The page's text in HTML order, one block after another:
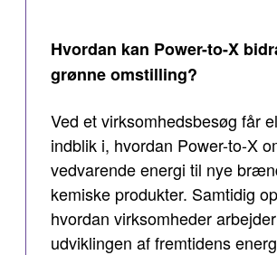
Hvordan kan Power-to-X
grønne omstilling?
Ved et virksomhedsbesøg får
indblik i, hvordan Power-to-X
vedvarende energi til nye
kemiske produkter. Samtidig
hvordan virksomheder
udviklingen af fremtidens